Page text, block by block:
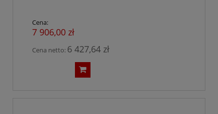
Cena:
7 906,00 zł
Cena netto: 6 427,64 zł